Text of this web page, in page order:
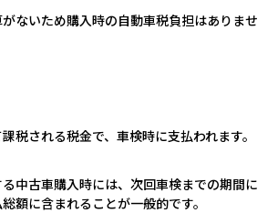
ないため購入時の自動車税負担はありませ
税される税金で、車検時に支払われます。
中古車購入時には、次回車検までの期間に
額に含まれることが一般的です。